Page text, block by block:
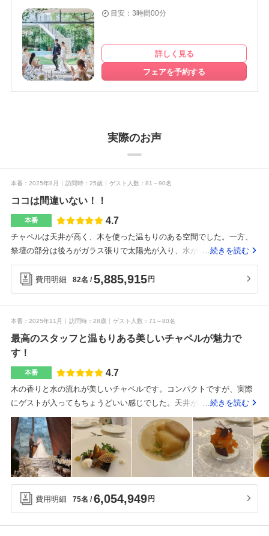
目安：3時間00分
詳しく見る
フェアを予約する
実際のお声
本番 2025年8月 訪問時 25歳 ゲスト人数 81～90名
ココは間違いない！！
本番 4.7
チャペルは天井が高く、木を使った温もりのある空間でした。一方、
祭壇の部分は後ろがガラス張りで太陽光が入り、水が流れています。
すごくオシャレで洗練された雰囲気があります。一目見て、ココが良
い！と思ってしまいました。チャペルは80人以上だと立ちの人が出て
しまいます。全員座るには少なめにしなければいけないかも。挙式会
場は白金台という立地を象徴するような、白を基調に洗練された雰囲
気があります。午前午後で1日2組なので、貸切利用が基本になりま
す。天井は高く、受付の場所にはバーカウンターが併設されておりお
酒好きなゲストにめちゃくちゃウケました。中庭にはプールもあり、
構狭いかもです。最初の見積もりからはあまり変わりませんでした。
(そういう形で見積もりを出してくれます)でもだいたい貰った見積もり
プラス50から100万円と見とけばいいかなーと思います。変わる部分は
ドレス等の衣装代、装飾(高砂)くらいで、見積もりには最低金額のもの
が入っています。高砂の装飾代はテーブル装飾で、ソファの形にする
とプラス10万円くらいでした。意外と融通を効かせてくれるので、抜
けるかどうかはまず聞いてみるのが良いです。プチギフトは持ち込み
で、席札も作成しました。成約時の割引は合計80万くらいでした。ド
レスも提携のミラーミラーで2着とタキシード1着お願いしたので、だ
いぶ値引きが入りました。1人17000円のワンプライスです。(子供は半
額だった思う)なので品数でコース選ぶといった形になります。分かり
やすいですが、料理代で節約することは出来ません。季節によって変
…続きを読む
費用明細 82名 5,885,915 円
本番 2025年11月 訪問時 28歳 ゲスト人数 71～80名
最高のスタッフと温もりある美しいチャペルが魅力で
す！
本番 4.7
木の香りと水の流れが美しいチャペルです。コンパクトですが、実際
にゲストが入ってもちょうどいい感じでした。天井が高く、ガーデン
もあるため、明るく開放感がありました。夜はイルミネーションのよ
うな照明もあってより雰囲気が素敵でした。オープンキッチンもあり
ゲストから好評でした。最初の見積もりには、ドレスタキシードの費
用が最低金額で入っていたので、実際には50〜60万ほど上がりまし
た。また、エンドロールムービーは絶対にお願いしたいと思い、28万
程しましたが思い切ってお願いしました。結果、想像以上の素晴らし
いエンドロールムービーで、頼んで本当に良かったです。絶対に頼ん
で損はしないと思います。特典で値引きはありましたが、期間や予約
の方法によって変わるようなので、いろんなサイトでチェックしてお
…続きを読む
費用明細 75名 6,054,949 円